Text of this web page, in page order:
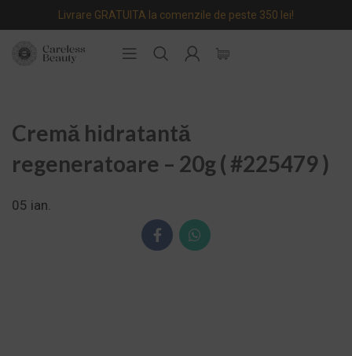
Livrare GRATUITA la comenzile de peste 350 lei!
Cremă hidratantă
regeneratoare – 20g ( #225479 )
05 ian.